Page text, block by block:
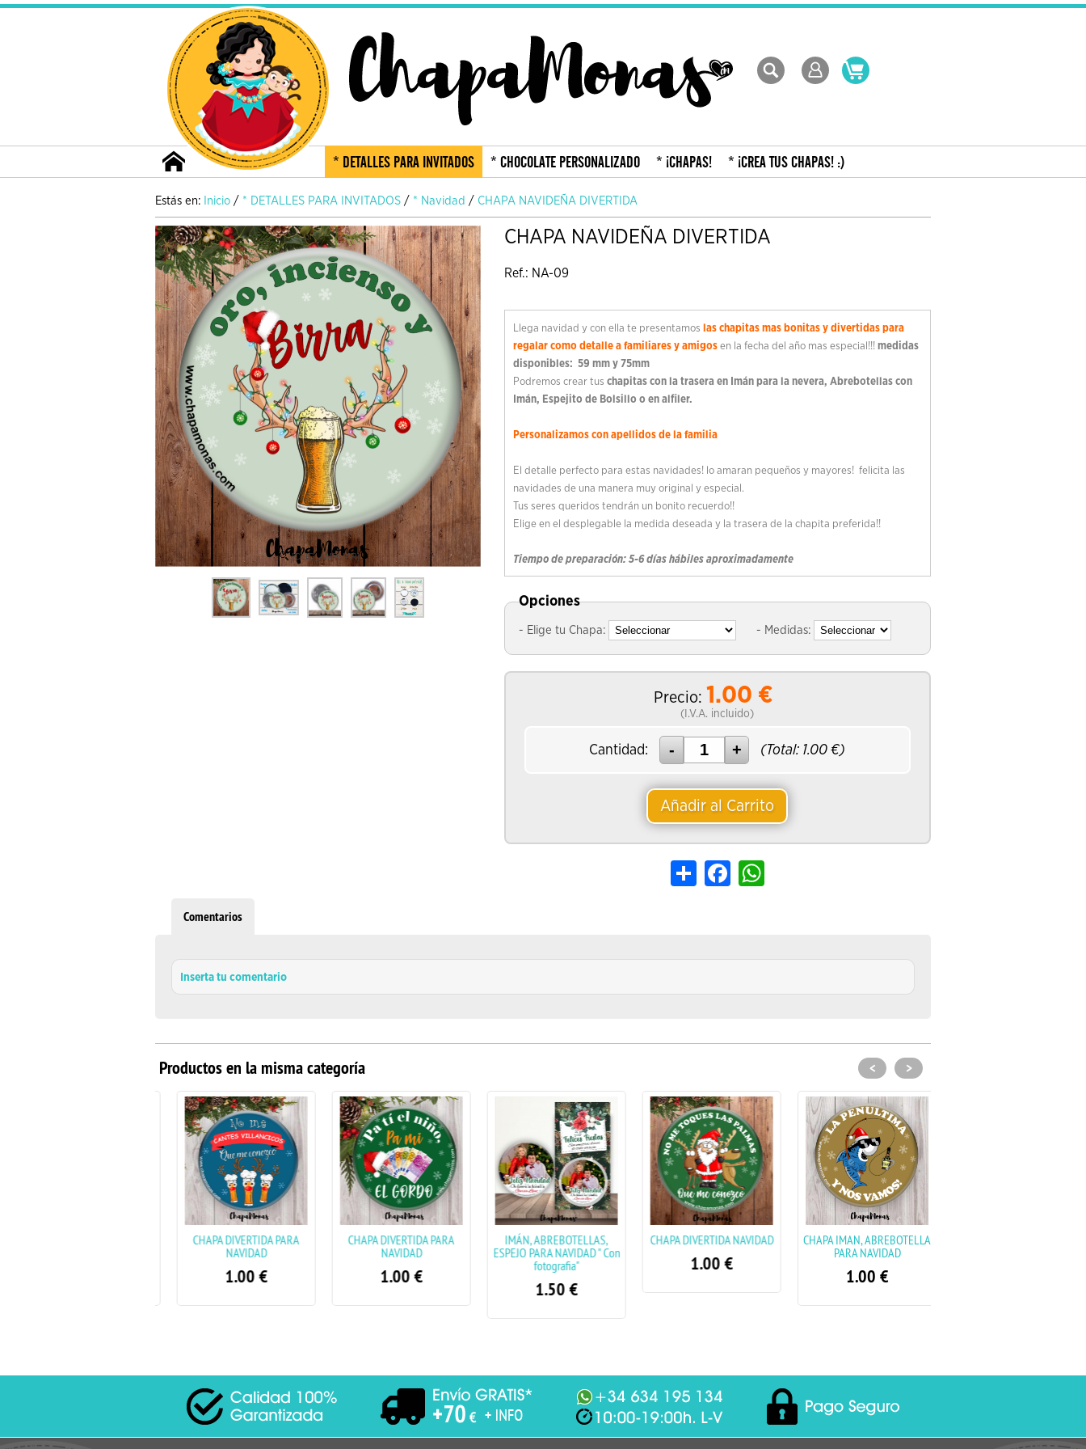
* DETALLES PARA INVITADOS * CHOCOLATE PERSONALIZADO * ¡CHAPAS! * ¡CREA TUS CHAPAS! :)
Estás en: Inicio / * DETALLES PARA INVITADOS / * Navidad / CHAPA NAVIDEÑA DIVERTIDA
[CLIC_AMPLIAR]
CHAPA NAVIDEÑA DIVERTIDA
Ref.: NA-09
Llega navidad y con ella te presentamos las chapitas mas bonitas y divertidas para
regalar como detalle a familiares y amigosen la fecha del año mas especial!!! medidas
disponibles: 59 mm y 75mm
Podremos crear tus chapitas con la trasera en Imán para la nevera, Abrebotellas con
Imán, Espejito de Bolsillo o en alfiler.
Personalizamos con apellidos de la familia
El detalle perfecto para estas navidades! lo amaran pequeños y mayores! felicita las
navidades de una manera muy original y especial.
Tus seres queridos tendrán un bonito recuerdo!!
Elige en el desplegable la medida deseada y la trasera de la chapita preferida!!
Tiempo de preparación: 5-6 días hábiles aproximadamente
Opciones
- Elige tu Chapa: - Medidas:
Precio: 1.00 €
(I.V.A. incluido)
Cantidad: (Total: 1.00 €)
Añadir al Carrito
Share FacebookWhatsApp
Comentarios
Inserta tu comentario
Productos en la misma categoría
CHAPA DIVERTIDA PARA
NAVIDAD
1.00€
CHAPA DIVERTIDA PARA
NAVIDAD
1.00€
IMÁN, ABREBOTELLAS,
ESPEJO PARA NAVIDAD " Con
fotografia"
1.50€
CHAPA DIVERTIDA NAVIDAD
1.00€
CHAPA IMAN, ABREBOTELLA
PARA NAVIDAD
1.00€
< >